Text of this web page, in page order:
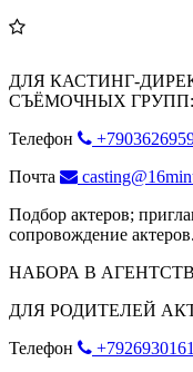
ДЛЯ КАСТИНГ-
СЪЁМОЧНЫХ ГРУПП:
Телефон
Почта
Подбор актеров;
сопровождение актеров.
НАБОРА В
ДЛЯ РОДИТЕЛЕЙ
Телефон